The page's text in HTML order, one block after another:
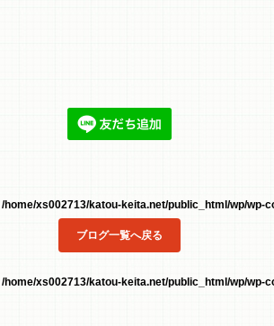
/home/xs002713/katou-keita.net/public_html/wp/wp-
ブログ一覧へ戻る
/home/xs002713/katou-keita.net/public_html/wp/wp-